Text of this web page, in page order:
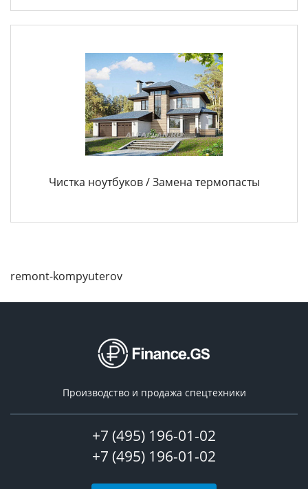
Чистка ноутбуков / Замена термопасты
remont-kompyuterov
Производство и продажа спецтехники
+7 (495) 196-01-02
+7 (495) 196-01-02